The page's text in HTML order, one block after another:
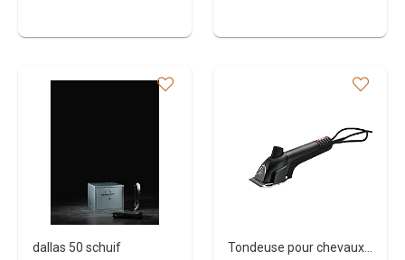
dallas 50 schuif